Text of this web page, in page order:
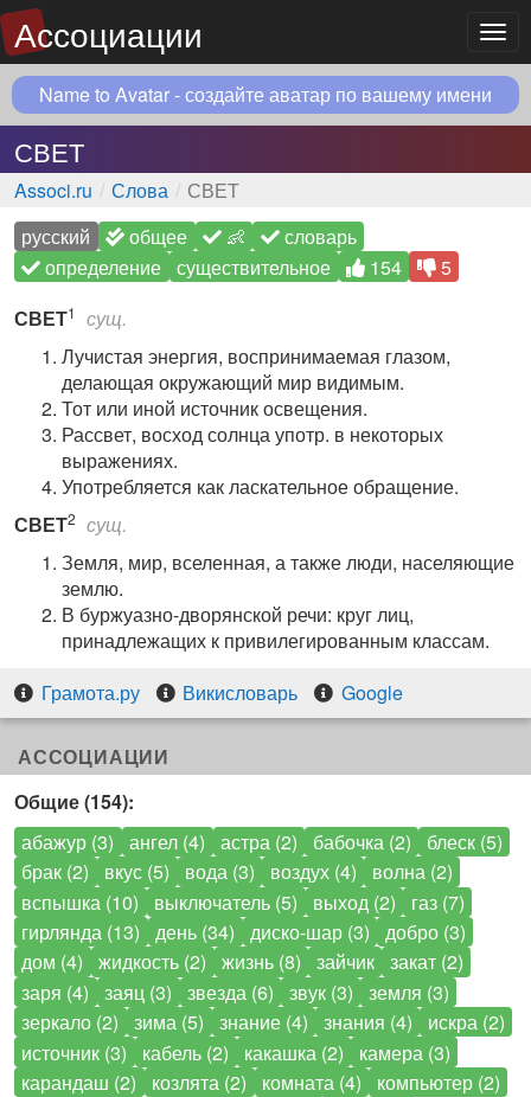
Ассоциации
Name to Avatar - создайте аватар по вашему имени
СВЕТ
Associ.ru Слова
СВЕТ
русский
общее 👶
словарь
определение существительное 154
5
СВЕТ1
сущ.
Лучистая энергия, воспринимаемая глазом,
делающая окружающий мир видимым.
Тот или иной источник освещения.
Рассвет, восход солнца употр. в некоторых
выражениях.
Употребляется как ласкательное обращение.
СВЕТ2 сущ.
Земля, мир, вселенная, а также люди, населяющие
землю.
В буржуазно-дворянской речи: круг лиц,
принадлежащих к привилегированным классам.
Грамота.ру
Викисловарь Google
АССОЦИАЦИИ
Общие (154):
абажур (3)
ангел (4) астра (2) бабочка (2)
блеск (5)
брак (2)
вкус (5) вода (3) воздух (4)
волна (2)
вспышка (10)
выключатель (5) выход (2)
газ (7)
гирлянда (13)
день (34) диско-шар (3)
добро (3)
дом (4)
жидкость (2) жизнь (8) зайчик закат (2)
заря (4)
заяц (3) звезда (6) звук (3)
земля (3)
зеркало (2)
зима (5) знание (4) знания (4)
искра (2)
источник (3)
кабель (2) какашка (2)
камера (3)
карандаш (2)
козлята (2) комната (4)
компьютер (2)